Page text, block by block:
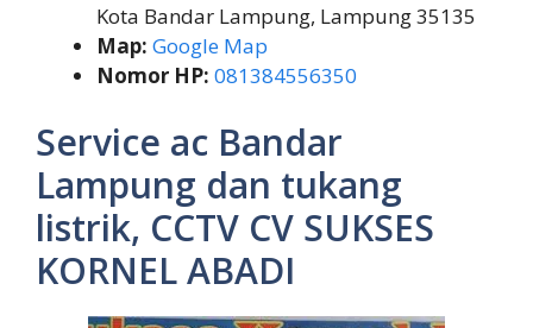
Kota Bandar Lampung, Lampung 35135
Map: Google Map
Nomor HP: 081384556350
Service ac Bandar
Lampung dan tukang
listrik, CCTV CV SUKSES
KORNEL ABADI